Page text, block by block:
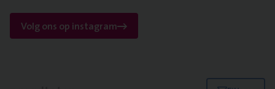
Volg ons op instagram